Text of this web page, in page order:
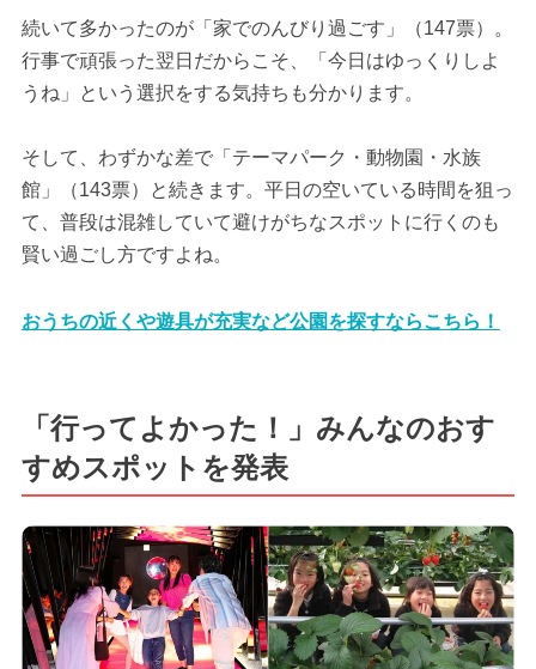
続いて多かったのが「家でのんびり過ごす」（147票）。
行事で頑張った翌日だからこそ、「今日はゆっくりしよ
うね」という選択をする気持ちも分かります。
そして、わずかな差で「テーマパーク・動物園・水族
館」（143票）と続きます。平日の空いている時間を狙っ
て、普段は混雑していて避けがちなスポットに行くのも
賢い過ごし方ですよね。
おうちの近くや遊具が充実など公園を探すならこちら！
「行ってよかった！」みんなのおす
すめスポットを発表